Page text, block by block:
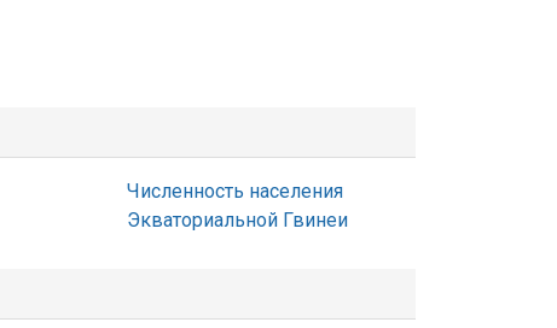
Численность населения
Экваториальной Гвинеи